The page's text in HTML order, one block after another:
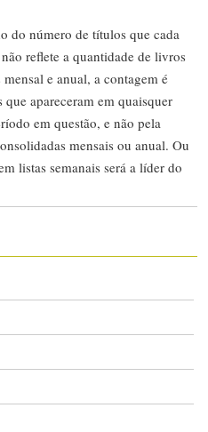
do número de títulos que cada
reflete a quantidade de livros
e anual, a contagem é
apareceram em quaisquer
em questão, e não pela
mensais ou anual. Ou
listas semanais será a líder do